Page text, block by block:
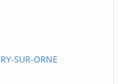
SUR-ORNE